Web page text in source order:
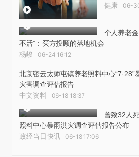
健康 06-
个人养老
不活”：买方投顾的落地机会
杨峻 06-24 16:12
北京密云太师屯镇养老照料中心“7·28”
灾害调查评估报告
中文资料 06-18 18:37
曾致32人
照料中心暴雨洪灾调查评估报告公布
政经当日快讯 06-18 17:06